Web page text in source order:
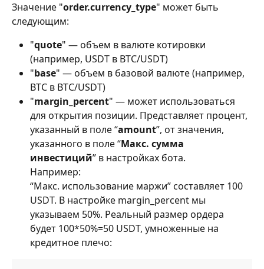
Значение "order.currency_type" может быть
следующим:
"quote" — объем в валюте котировки
(например, USDT в BTC/USDT)
"base" — объем в базовой валюте (например,
BTC в BTC/USDT)
"margin_percent" — может использоваться
для открытия позиции. Представляет процент,
указанный в поле “amount”, от значения,
указанного в поле “Макс. сумма
инвестиций” в настройках бота.
Например:
“Макс. использование маржи” составляет 100
USDT. В настройке margin_percent мы
указываем 50%. Реальный размер ордера
будет 100*50%=50 USDT, умноженные на
кредитное плечо: